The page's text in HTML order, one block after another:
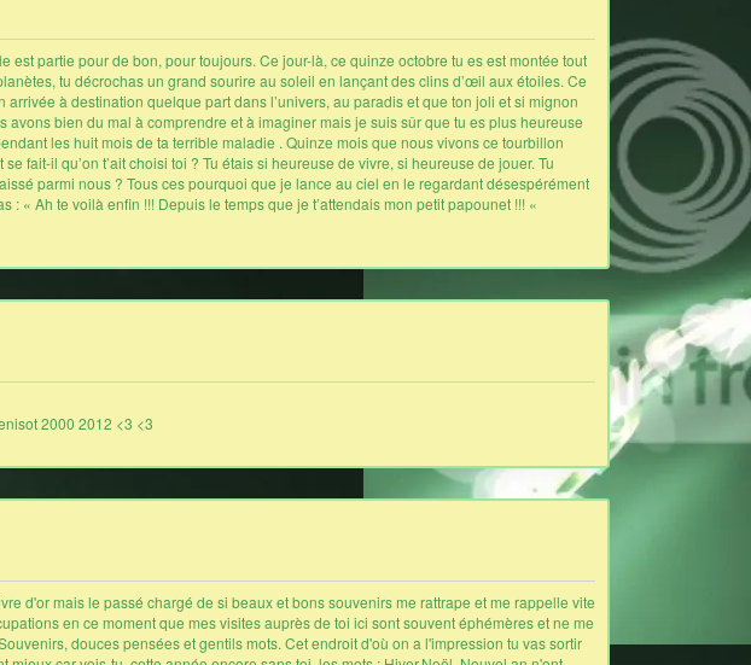
partie pour de bon, pour toujours. Ce jour-là, ce quinze octobre tu es est montée tout
tu décrochas un grand sourire au soleil en lançant des clins d’œil aux étoiles. Ce
à destination quelque part dans l’univers, au paradis et que ton joli et si mignon
bien du mal à comprendre et à imaginer mais je suis sûr que tu es plus heureuse
les huit mois de ta terrible maladie . Quinze mois que nous vivons ce tourbillon
il qu’on t’ait choisi toi ? Tu étais si heureuse de vivre, si heureuse de jouer. Tu
parmi nous ? Tous ces pourquoi que je lance au ciel en le regardant désespérément
« Ah te voilà enfin !!! Depuis le temps que je t’attendais mon petit papounet !!! «
2000 2012 <3 <3
d'or mais le passé chargé de si beaux et bons souvenirs me rattrape et me rappelle vite
en ce moment que mes visites auprès de toi ici sont souvent éphémères et ne me
douces pensées et gentils mots. Cet endroit d'où on a l'impression tu vas sortir